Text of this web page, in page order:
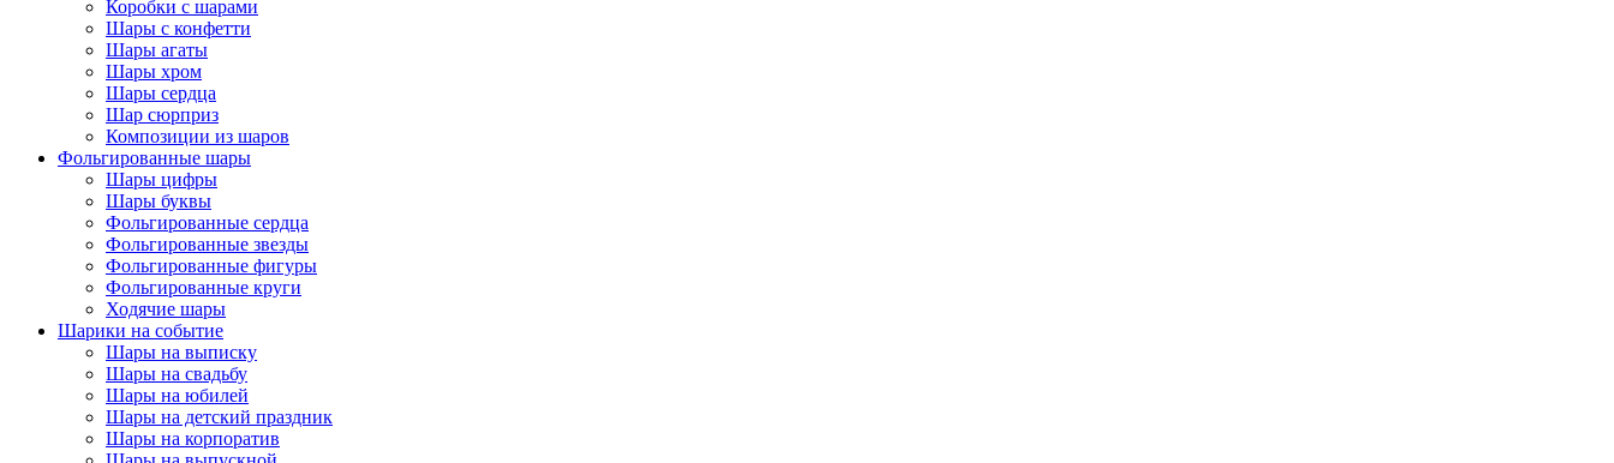
Коробки с шарами
Шары с конфетти
Шары агаты
Шары хром
Шары сердца
Шар сюрприз
Композиции из шаров
Фольгированные шары
Шары цифры
Шары буквы
Фольгированные сердца
Фольгированные звезды
Фольгированные фигуры
Фольгированные круги
Ходячие шары
Шарики на событие
Шары на выписку
Шары на свадьбу
Шары на юбилей
Шары на детский праздник
Шары на корпоратив